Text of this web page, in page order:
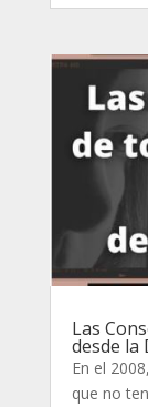
Las
desde la
En el
que no